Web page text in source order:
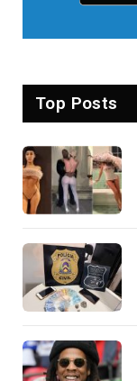
Top Posts